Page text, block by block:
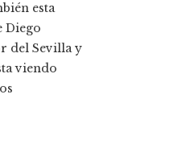
esta
Diego
del Sevilla y
viendo